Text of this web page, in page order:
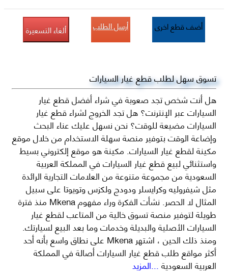
أضف قطع اخرى أرسل الطلب ألغاء التسعيرة
تسوق سهل لطلب قطع غيار السيارات
هل أنت شخص تجد صعوبة في شراء أفضل قطع غيار
السيارات عبر الإنترنت؟ هل تجد الخروج لشراء قطع غيار
السيارات مضيعة للوقت؟ نحن نسهل عليك عناء البحث
وإضاعة الوقت بتوفير منصة سهلة الاستخدام من خلال موقع
مكينة لقطع غيار السيارات. مكينة هو موقع إلكتروني بسيط
واستثنائي لبيع قطع غيار السيارات في المملكة العربية
السعودية من مجموعة متنوعة من العلامات التجارية الرائدة
مثل شيفروليه وكرايسلر ودودج ولكزس وتويوتا على سبيل
المثال لا الحصر. نشأت الفكرة وراء مفهوم Mkena منذ فترة
طويلة لتوفير منصة تسوق خالية من المتاعب لقطع غيار
السيارات الأصلية والبديلة وخدمات وما بعد البيع لسيارتك.
ومنذ ذلك الحين ، اشتهر Mkena على نطاق واسع بأنه أحد
أكثر مواقع طلب قطع غيار السيارات أصالة في المملكة
العربية السعودية...المزيد